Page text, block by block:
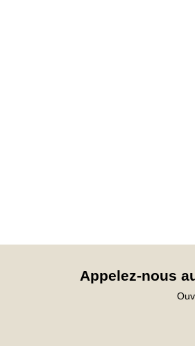
Appelez-nous